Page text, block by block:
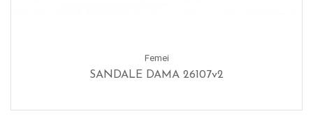
Femei
SANDALE DAMA 26107v2